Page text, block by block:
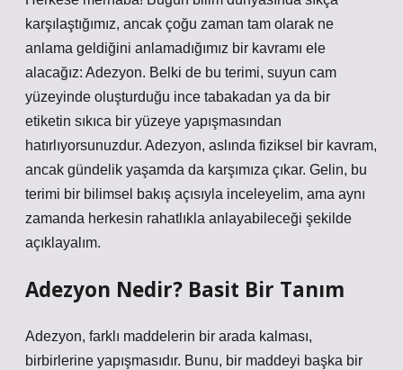
karşılaştığımız, ancak çoğu zaman tam olarak ne
anlama geldiğini anlamadığımız bir kavramı ele
alacağız: Adezyon. Belki de bu terimi, suyun cam
yüzeyinde oluşturduğu ince tabakadan ya da bir
etiketin sıkıca bir yüzeye yapışmasından
hatırlıyorsunuzdur. Adezyon, aslında fiziksel bir kavram,
ancak gündelik yaşamda da karşımıza çıkar. Gelin, bu
terimi bir bilimsel bakış açısıyla inceleyelim, ama aynı
zamanda herkesin rahatlıkla anlayabileceği şekilde
açıklayalım.
Adezyon Nedir? Basit Bir Tanım
Adezyon, farklı maddelerin bir arada kalması,
birbirlerine yapışmasıdır. Bunu, bir maddeyi başka bir